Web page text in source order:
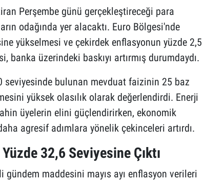
Perşembe günü gerçekleştireceği para
odağında yer alacaktı. Euro Bölgesi'nde
yükselmesi ve çekirdek enflasyonun yüzde 2,5
üzerindeki baskıyı artırmış durumdaydı.
seviyesinde bulunan mevduat faizinin 25 baz
yüksek olasılık olarak değerlendirdi. Enerji
üyelerin elini güçlendirirken, ekonomik
agresif adımlara yönelik çekinceleri artırdı.
32,6 Seviyesine Çıktı
maddesini mayıs ayı enflasyon verileri